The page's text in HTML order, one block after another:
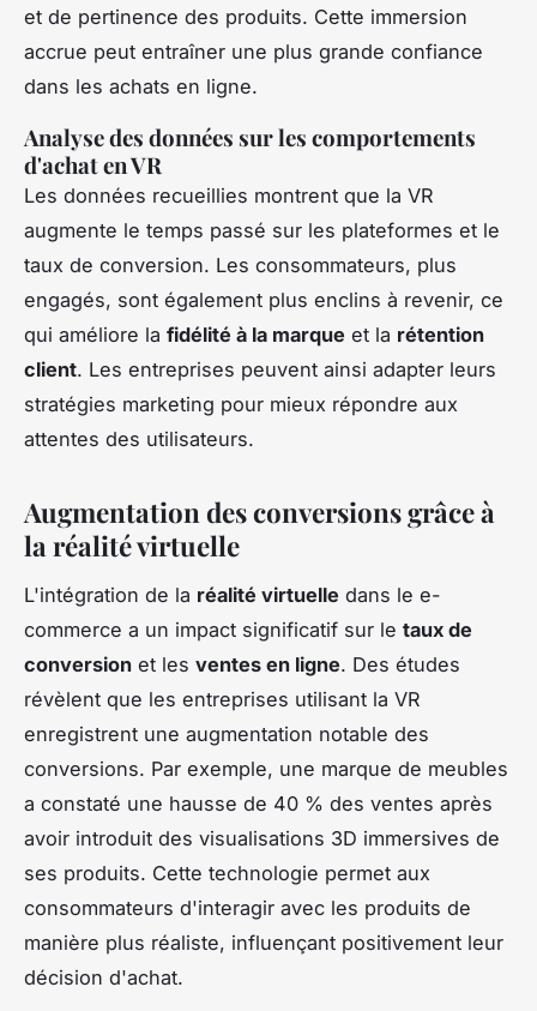
et de pertinence des produits. Cette immersion
accrue peut entraîner une plus grande confiance
dans les achats en ligne.
Analyse des données sur les comportements
d'achat en VR
Les données recueillies montrent que la VR
augmente le temps passé sur les plateformes et le
taux de conversion. Les consommateurs, plus
engagés, sont également plus enclins à revenir, ce
qui améliore la fidélité à la marque et la rétention
client. Les entreprises peuvent ainsi adapter leurs
stratégies marketing pour mieux répondre aux
attentes des utilisateurs.
Augmentation des conversions grâce à
la réalité virtuelle
L'intégration de la réalité virtuelle dans le e-
commerce a un impact significatif sur le taux de
conversion et les ventes en ligne. Des études
révèlent que les entreprises utilisant la VR
enregistrent une augmentation notable des
conversions. Par exemple, une marque de meubles
a constaté une hausse de 40 % des ventes après
avoir introduit des visualisations 3D immersives de
ses produits. Cette technologie permet aux
consommateurs d'interagir avec les produits de
manière plus réaliste, influençant positivement leur
décision d'achat.